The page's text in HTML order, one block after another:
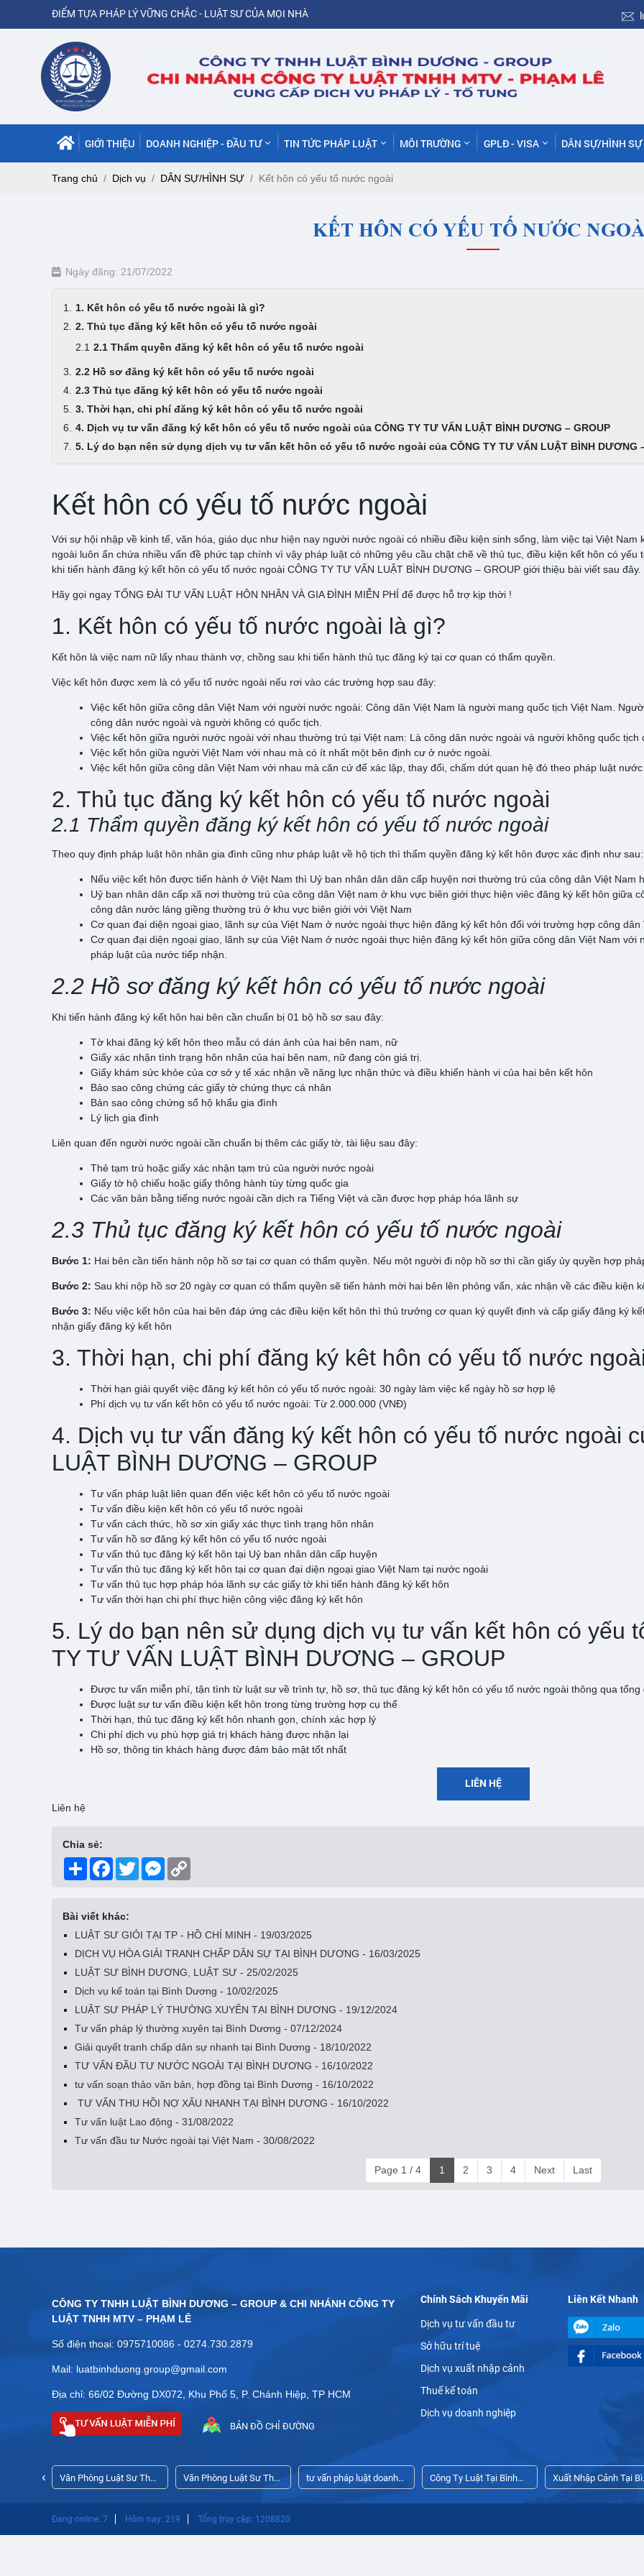
ĐIỂM TỰA PHÁP LÝ VỮNG CHẮC - LUẬT SƯ CỦA MỌI NHÀ
GIỚI THIỆU DOANH NGHIỆP - ĐẦU TƯ TIN TỨC PHÁP LUẬT MÔI TRƯỜNG GPLĐ - VISA DÂN SỰ/HÌNH SỰ
Trang chủ Dịch vụ DÂN SỰ/HÌNH SỰ Kết hôn có yếu tố nước ngoài
KẾT HÔN CÓ YẾU TỐ NƯỚC
Ngày đăng: 21/07/2022
1. Kết hôn có yếu tố nước ngoài là gì?
2. Thủ tục đăng ký kết hôn có yếu tố nước ngoài
2.1 Thẩm quyền đăng ký kết hôn có yếu tố nước ngoài
2.2 Hồ sơ đăng ký kết hôn có yếu tố nước ngoài
2.3 Thủ tục đăng ký kết hôn có yếu tố nước ngoài
3. Thời hạn, chi phí đăng ký kêt hôn có yếu tố nước ngoài
4. Dịch vụ tư vấn đăng ký kết hôn có yếu tố nước ngoài của CÔNG TY TƯ VẤN LUẬT BÌNH DƯƠNG – GROUP
5. Lý do bạn nên sử dụng dịch vụ tư vấn kết hôn có yếu tố nước ngoài của CÔNG TY TƯ VẤN LUẬT BÌNH DƯƠNG
Kết hôn có yếu tố nước ngoài
Với sự hội nhập về kinh tế, văn hóa, giáo dục như hiện nay người nước ngoài có nhiều điều kiện sinh sống, làm việc tại Việt
ngoài luôn ẩn chứa nhiều vấn đề phức tạp chính vì vậy pháp luật có những yêu cầu chặt chẽ về thủ tục, điều kiện kết hôn có
khi tiến hành đăng ký kết hôn có yếu tố nước ngoài CÔNG TY TƯ VẤN LUẬT BÌNH DƯƠNG – GROUP giới thiệu bài viết sau đây.
Hãy gọi ngay TỔNG ĐÀI TƯ VẤN LUẬT HÔN NHÂN VÀ GIA ĐÌNH MIỄN PHÍ để được hỗ trợ kịp thời !
1. Kết hôn có yếu tố nước ngoài là gì?
Kết hôn là việc nam nữ lấy nhau thành vợ, chồng sau khi tiến hành thủ tục đăng ký tại cơ quan có thẩm quyền.
Việc kết hôn được xem là có yếu tố nước ngoài nếu rơi vào các trường hợp sau đây:
Việc kết hôn giữa công dân Việt Nam với người nước ngoài: Công dân Việt Nam là người mang quốc tịch Việt Nam.
công dân nước ngoài và người không có quốc tịch.
Việc kết hôn giữa người nước ngoài với nhau thường trú tại Việt nam: Là công dân nước ngoài và người không quốc tịch
Việc kết hôn giữa người Việt Nam với nhau mà có ít nhất một bên định cư ở nước ngoài.
Việc kết hôn giữa công dân Việt Nam với nhau mà căn cứ để xác lập, thay đổi, chấm dứt quan hệ đó theo pháp luật
2. Thủ tục đăng ký kết hôn có yếu tố nước ngoài
2.1 Thẩm quyền đăng ký kết hôn có yếu tố nước ngoài
Theo quy định pháp luật hôn nhân gia đình cũng như pháp luật về hộ tịch thì thẩm quyền đăng ký kết hôn được xác định như sau:
Nếu việc kết hôn được tiến hành ở Việt Nam thì Uỷ ban nhân dân dân cấp huyện nơi thường trú của công dân Việt Nam
Uỷ ban nhân dân cấp xã nơi thường trú của công dân Việt nam ở khu vực biên giới thực hiện viêc đăng ký kết hôn giữa
công dân nước láng giềng thường trú ở khu vực biên giới với Việt Nam
Cơ quan đại diện ngoại giao, lãnh sự của Việt Nam ở nước ngoài thực hiện đăng ký kết hôn đối với trường hợp công
Cơ quan đại diện ngoại giao, lãnh sự của Việt Nam ở nước ngoài thực hiện đăng ký kết hôn giữa công dân Việt Nam
pháp luật của nước tiếp nhận.
2.2 Hồ sơ đăng ký kết hôn có yếu tố nước ngoài
Khi tiến hành đăng ký kết hôn hai bên cần chuẩn bị 01 bộ hồ sơ sau đây:
Tờ khai đăng ký kết hôn theo mẫu có dán ảnh của hai bên nam, nữ
Giấy xác nhận tình trạng hôn nhân của hai bên nam, nữ đang còn giá trị.
Giấy khám sức khỏe của cơ sở y tế xác nhận về năng lực nhận thức và điều khiển hành vi của hai bên kết hôn
Bảo sao công chứng các giấy tờ chứng thực cá nhân
Bản sao công chứng sổ hộ khẩu gia đình
Lý lịch gia đình
Liên quan đến người nước ngoài cần chuẩn bị thêm các giấy tờ, tài liệu sau đây:
Thẻ tạm trú hoặc giấy xác nhận tạm trú của người nước ngoài
Giấy tờ hộ chiếu hoặc giấy thông hành tùy từng quốc gia
Các văn bản bằng tiếng nước ngoài cần dịch ra Tiếng Việt và cần được hợp pháp hóa lãnh sự
2.3 Thủ tục đăng ký kết hôn có yếu tố nước ngoài
Bước 1: Hai bên cần tiến hành nộp hồ sơ tại cơ quan có thẩm quyền. Nếu một người đi nộp hồ sơ thì cần giấy ủy quyền hợp
Bước 2: Sau khi nộp hồ sơ 20 ngày cơ quan có thẩm quyền sẽ tiến hành mời hai bên lên phỏng vấn, xác nhận về các điều kiện
Bước 3: Nếu việc kết hôn của hai bên đáp ứng các điều kiện kết hôn thì thủ trưởng cơ quan ký quyết định và cấp giấy đăng ký
nhận giấy đăng ký kết hôn
3. Thời hạn, chi phí đăng ký kêt hôn có yếu tố nước ngoài
Thời hạn giải quyết việc đăng ký kết hôn có yếu tố nước ngoài: 30 ngày làm việc kể ngày hồ sơ hợp lệ
Phí dịch vụ tư vấn kết hôn có yếu tố nước ngoài: Từ 2.000.000 (VNĐ)
4. Dịch vụ tư vấn đăng ký kết hôn có yếu tố nước ngoài
LUẬT BÌNH DƯƠNG – GROUP
Tư vấn pháp luật liên quan đến việc kết hôn có yếu tố nước ngoài
Tư vấn điều kiện kết hôn có yếu tố nước ngoài
Tư vấn cách thức, hồ sơ xin giấy xác thực tình trạng hôn nhân
Tư vấn hồ sơ đăng ký kết hôn có yếu tố nước ngoài
Tư vấn thủ tục đăng ký kết hôn tại Uỷ ban nhân dân cấp huyện
Tư vấn thủ tục đăng ký kết hôn tại cơ quan đại diện ngoại giao Việt Nam tại nước ngoài
Tư vấn thủ tục hợp pháp hóa lãnh sự các giấy tờ khi tiến hành đăng ký kết hôn
Tư vấn thời hạn chi phí thực hiện công việc đăng ký kết hôn
5. Lý do bạn nên sử dụng dịch vụ tư vấn kết hôn có yếu
TY TƯ VẤN LUẬT BÌNH DƯƠNG – GROUP
Được tư vấn miễn phí, tận tình từ luật sư về trình tự, hồ sơ, thủ tục đăng ký kết hôn có yếu tố nước ngoài thông qua tổng
Được luật sư tư vấn điều kiện kết hôn trong từng trường hợp cụ thể
Thời hạn, thủ tục đăng ký kết hôn nhanh gọn, chính xác hợp lý
Chi phí dịch vụ phù hợp giá trị khách hàng được nhận lại
Hồ sơ, thông tin khách hàng được đảm bảo mật tốt nhất
LIÊN HỆ
Liên hệ
Chia sẻ:
Share Facebook
Twitter Messenger
Bài viết khác:
LUẬT SƯ GIỎI TẠI TP - HỒ CHÍ MINH - 19/03/2025
DỊCH VỤ HÒA GIẢI TRANH CHẤP DÂN SỰ TẠI BÌNH DƯƠNG - 16/03/2025
LUẬT SƯ BÌNH DƯƠNG, LUẬT SƯ - 25/02/2025
Dịch vụ kế toán tại Bình Dương - 10/02/2025
LUẬT SƯ PHÁP LÝ THƯỜNG XUYÊN TẠI BÌNH DƯƠNG - 19/12/2024
Tư vấn pháp lý thường xuyên tại Bình Dương - 07/12/2024
Giải quyết tranh chấp dân sự nhanh tại Bình Dương - 18/10/2022
TƯ VẤN ĐẦU TƯ NƯỚC NGOÀI TẠI BÌNH DƯƠNG - 16/10/2022
tư vấn soạn thảo văn bản, hợp đồng tại Bình Dương - 16/10/2022
TƯ VẤN THU HỒI NỢ XẤU NHANH TẠI BÌNH DƯƠNG - 16/10/2022
Tư vấn luật Lao động - 31/08/2022
Tư vấn đầu tư Nước ngoài tại Việt Nam - 30/08/2022
Page 1 / 4 1 2 3 4 Next Last
CÔNG TY TNHH LUẬT BÌNH DƯƠNG – GROUP & CHI NHÁNH CÔNG TY
LUẬT TNHH MTV – PHẠM LÊ
Số điện thoại: 0975710086 - 0274.730.2879
Mail: luatbinhduong.group@gmail.com
Địa chỉ: 66/02 Đường DX072, Khu Phố 5, P. Chánh Hiệp, TP HCM
BẢN ĐỒ CHỈ ĐƯỜNG
Chính Sách Khuyến Mãi
Dịch vụ tư vấn đầu tư
Sở hữu trí tuệ
Dịch vụ xuất nhập cảnh
Thuế kế toán
Dịch vụ doanh nghiệp
Liên Kết Nhanh
Văn Phòng Luật Sư Thủ Văn Phòng Luật Sư Thủ tư vấn pháp luật doanh
nghiệp thường xuyên
Công Ty Luật Tại Bình
Dương
Xuất Nhập Cảnh Tại
‹
Đang online: 7 Hôm nay: 219 Tổng truy cập: 1208820